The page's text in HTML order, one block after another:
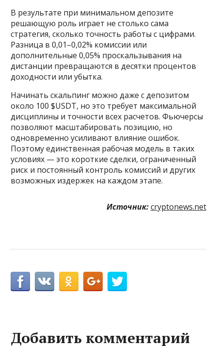
В результате при минимальном депозите
решающую роль играет не столько сама
стратегия, сколько точность работы с цифрами.
Разница в 0,01–0,02% комиссии или
дополнительные 0,05% проскальзывания на
дистанции превращаются в десятки процентов
доходности или убытка.
Начинать скальпинг можно даже с депозитом
около 100 $USDT, но это требует максимальной
дисциплины и точности всех расчетов. Фьючерсы
позволяют масштабировать позицию, но
одновременно усиливают влияние ошибок.
Поэтому единственная рабочая модель в таких
условиях — это короткие сделки, ограниченный
риск и постоянный контроль комиссий и других
возможных издержек на каждом этапе.
Источник: cryptonews.net
Добавить комментарий